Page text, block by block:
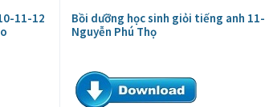
11-12
Bồi dưỡng học sinh giỏi tiếng anh 11-
Nguyễn Phú Thọ